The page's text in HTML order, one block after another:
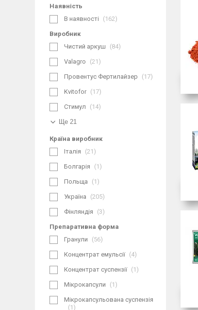
Наявність
В наявності
162
Виробник
Чистий аркуш
84
Valagro 21
Провентус Фертилайзер 17
Kvitofor 17
Стимул 14
Ще 21
Країна виробник
Італія
21
Болгарія 1
Польща 1
Україна 205
Фінляндія 3
Препаративна форма
Гранули
56
Концентрат емульсії 4
Концентрат суспензії 1
Мікрокапсули 1
Мікрокапсульована суспензія
1